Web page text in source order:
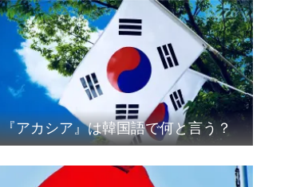
『アカシア』は韓国語で何と言う？